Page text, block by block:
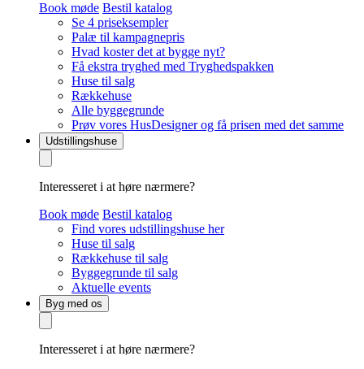
Book møde Bestil katalog
Se 4 priseksempler
Palæ til kampagnepris
Hvad koster det at bygge nyt?
Få ekstra tryghed med Tryghedspakken
Huse til salg
Rækkehuse
Alle byggegrunde
Prøv vores HusDesigner og få prisen med det samme
Udstillingshuse
Interesseret i at høre nærmere?
Book møde Bestil katalog
Find vores udstillingshuse her
Huse til salg
Rækkehuse til salg
Byggegrunde til salg
Aktuelle events
Byg med os
Interesseret i at høre nærmere?